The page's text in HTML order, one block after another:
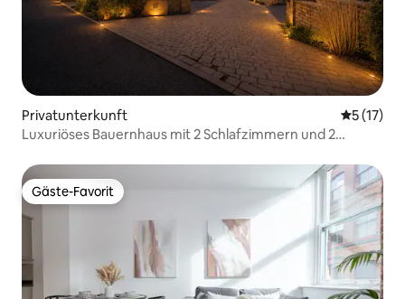
Privatunterkunft
5 (17)
Luxuriöses Bauernhaus mit 2 Schlafzimmern und 2
Gäste-Favorit
Gäste-Favorit